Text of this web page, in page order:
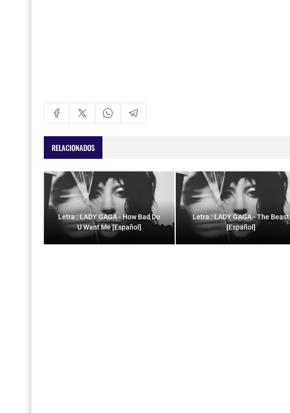
RELACIONADOS
Letra : LADY GAGA - How Bad Do
U Want Me [Español]
Letra : LADY GAGA - The Beast
[Español]